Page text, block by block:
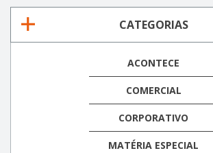
CATEGORIAS
ACONTECE
COMERCIAL
CORPORATIVO
MATÉRIA ESPECIAL